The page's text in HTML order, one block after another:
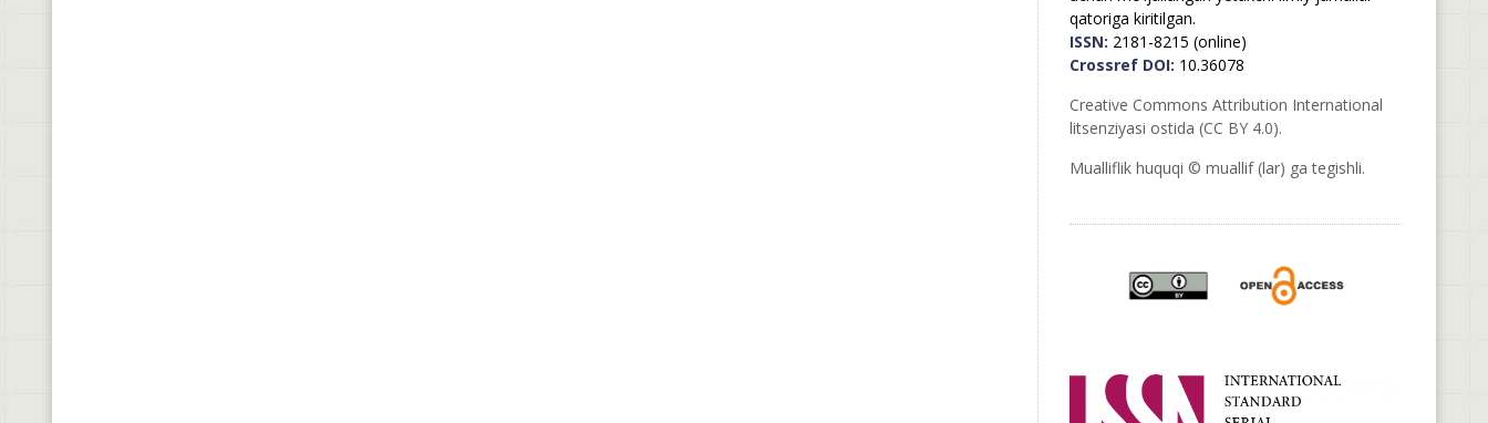
qatoriga kiritilgan.
ISSN: 2181-8215 (online)
Crossref DOI: 10.36078
Creative Commons Attribution International
litsenziyasi ostida (CC BY 4.0).
Mualliflik huquqi © muallif (lar) ga tegishli.